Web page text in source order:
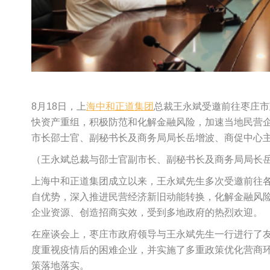
8月18日，上海中和正道集团 总裁王永斌受邀前往枣庄
快资产重组，积极防范和化解金融风险，加速当地民营
市长邵士官、副秘书长及商务局局长岳增波、商促中心
（王永斌总裁与邵士官副市长、副秘书长及商务局局长
上海中和正道集团成立以来，王永斌先生多次受邀前
自优势，深入推进民营经济新旧动能转换，化解金融
企业资源、创造招商实效，受到多地政府的热烈欢迎。
在座谈会上，枣庄市政府领导与王永斌先生一行进行了
度重视疫情后的困难企业，并实施了多重政策优化营
策落地落实。